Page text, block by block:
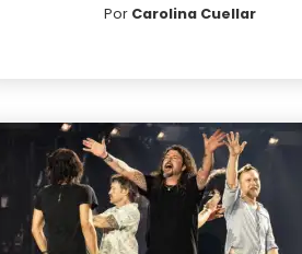
Por Carolina Cuellar